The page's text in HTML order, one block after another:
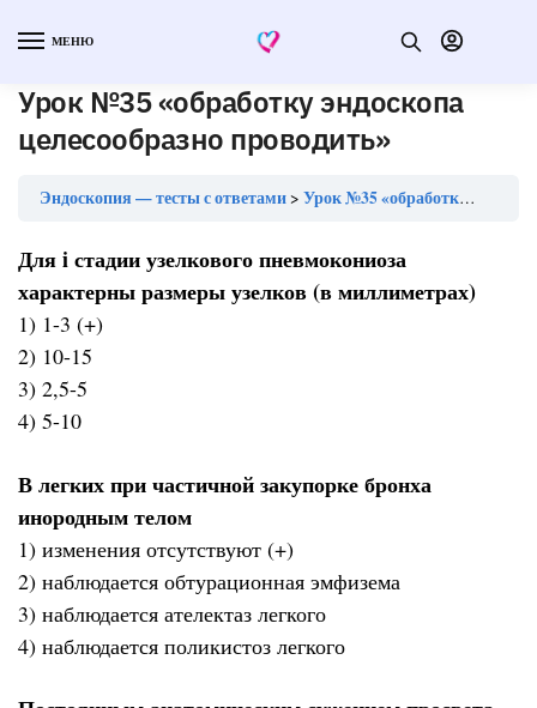
МЕНЮ
Урок №35 «обработку эндоскопа
целесообразно проводить»
Эндоскопия — тесты с ответами Урок №35 «обработку эндоскопа целесообразно проводить»
Для i стадии узелкового пневмокониоза
характерны размеры узелков (в миллиметрах)
1) 1-3 (+)
2) 10-15
3) 2,5-5
4) 5-10
В легких при частичной закупорке бронха
инородным телом
1) изменения отсутствуют (+)
2) наблюдается обтурационная эмфизема
3) наблюдается ателектаз легкого
4) наблюдается поликистоз легкого